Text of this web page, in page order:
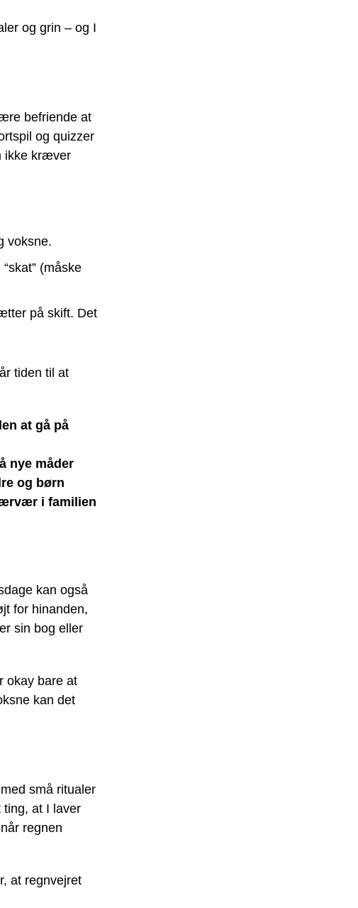
og grin – og I
befriende at
og quizzer
ikke kræver
voksne.
(måske
på skift. Det
tiden til at
at gå på
nye måder
og børn
i familien
kan også
for hinanden,
sin bog eller
okay bare at
kan det
små ritualer
ting, at I laver
regnen
at regnvejret